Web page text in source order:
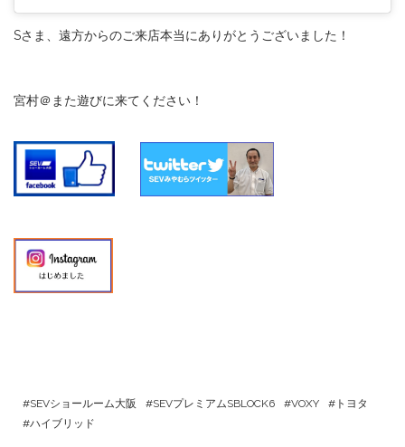
Sさま、遠方からのご来店本当にありがとうございました！
宮村＠また遊びに来てください！
SEVショールーム大阪 SEVプレミアムSBLOCK6 VOXY
トヨタ
ハイブリッド